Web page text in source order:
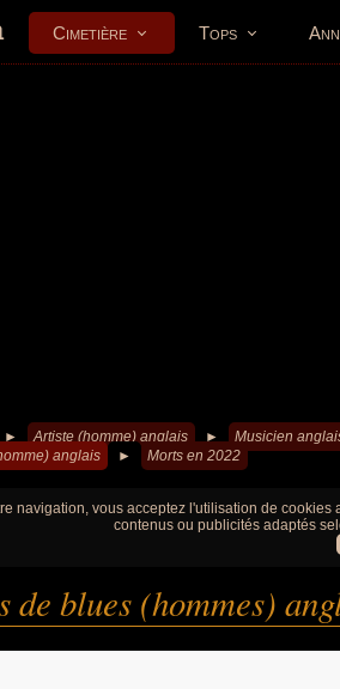
Cimetière Tops
► Artiste (homme) anglais ► Musicien
anglais
► Morts en 2022
navigation, vous acceptez l'utilisation de
contenus ou publicités adaptés
de blues (hommes)